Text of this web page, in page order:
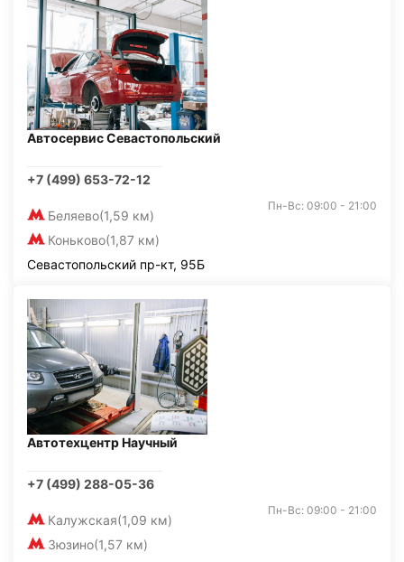
Автосервис Севастопольский
+7 (499) 653-72-12
Беляево(1,59 км)
Коньково(1,87 км)
Пн-Вс: 09:00 - 21:00
Севастопольский пр-кт, 95Б
Автотехцентр Научный
+7 (499) 288-05-36
Калужская(1,09 км)
Зюзино(1,57 км)
Пн-Вс: 09:00 - 21:00